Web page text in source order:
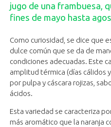
jugo de una frambuesa,
fines de mayo hasta
Como curiosidad, se dice que
dulce común que se da de
condiciones adecuadas. Este
amplitud térmica (días cálidos
por pulpa y cáscara rojizas,
ácidos.
Esta variedad se caracteriza
más aromático que la naranja